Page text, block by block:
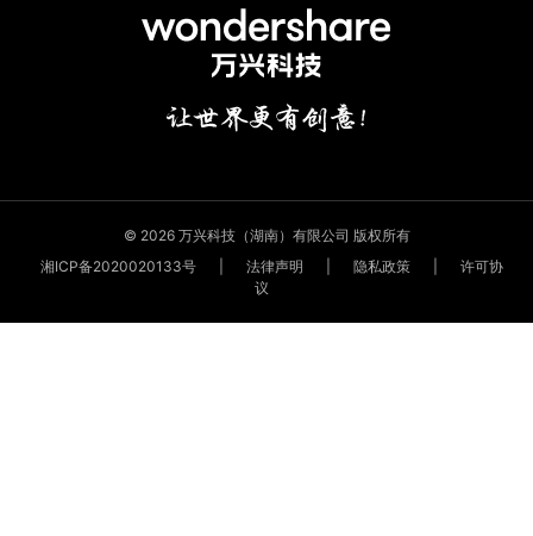
© 2026 万兴科技（湖南）有限公司 版权所有
湘ICP备2020020133号
法律声明 隐私政策
许可协
议